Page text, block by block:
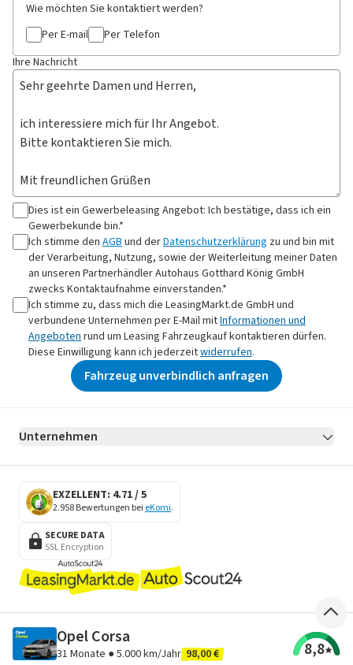
Wie möchten Sie kontaktiert werden?
Per E-mail
Per Telefon
Ihre Nachricht
Dies ist ein Gewerbeleasing Angebot: Ich bestätige, dass ich ein
Gewerbekunde bin.*
Ich stimme den AGBund derDatenschutzerklärung zu und bin mit
der Verarbeitung, Nutzung, sowie der Weiterleitung meiner Daten
an unseren Partnerhändler Autohaus Gotthard König GmbH
zwecks Kontaktaufnahme einverstanden.*
Ich stimme zu, dass mich die LeasingMarkt.de GmbH und
verbundene Unternehmen per E-Mail mitInformationen und
Angebotenrund um Leasing Fahrzeugkauf kontaktieren dürfen.
Diese Einwilligung kann ich jederzeitwiderrufen.
Fahrzeug unverbindlich anfragen
Opel Corsa
31 Monate ●5.000 km/Jahr 98,00 € 8,8
Unternehmen
EXZELLENT: 4.71 / 5
2.958 Bewertungen bei eKomi.
SECURE DATA
SSL Encryption